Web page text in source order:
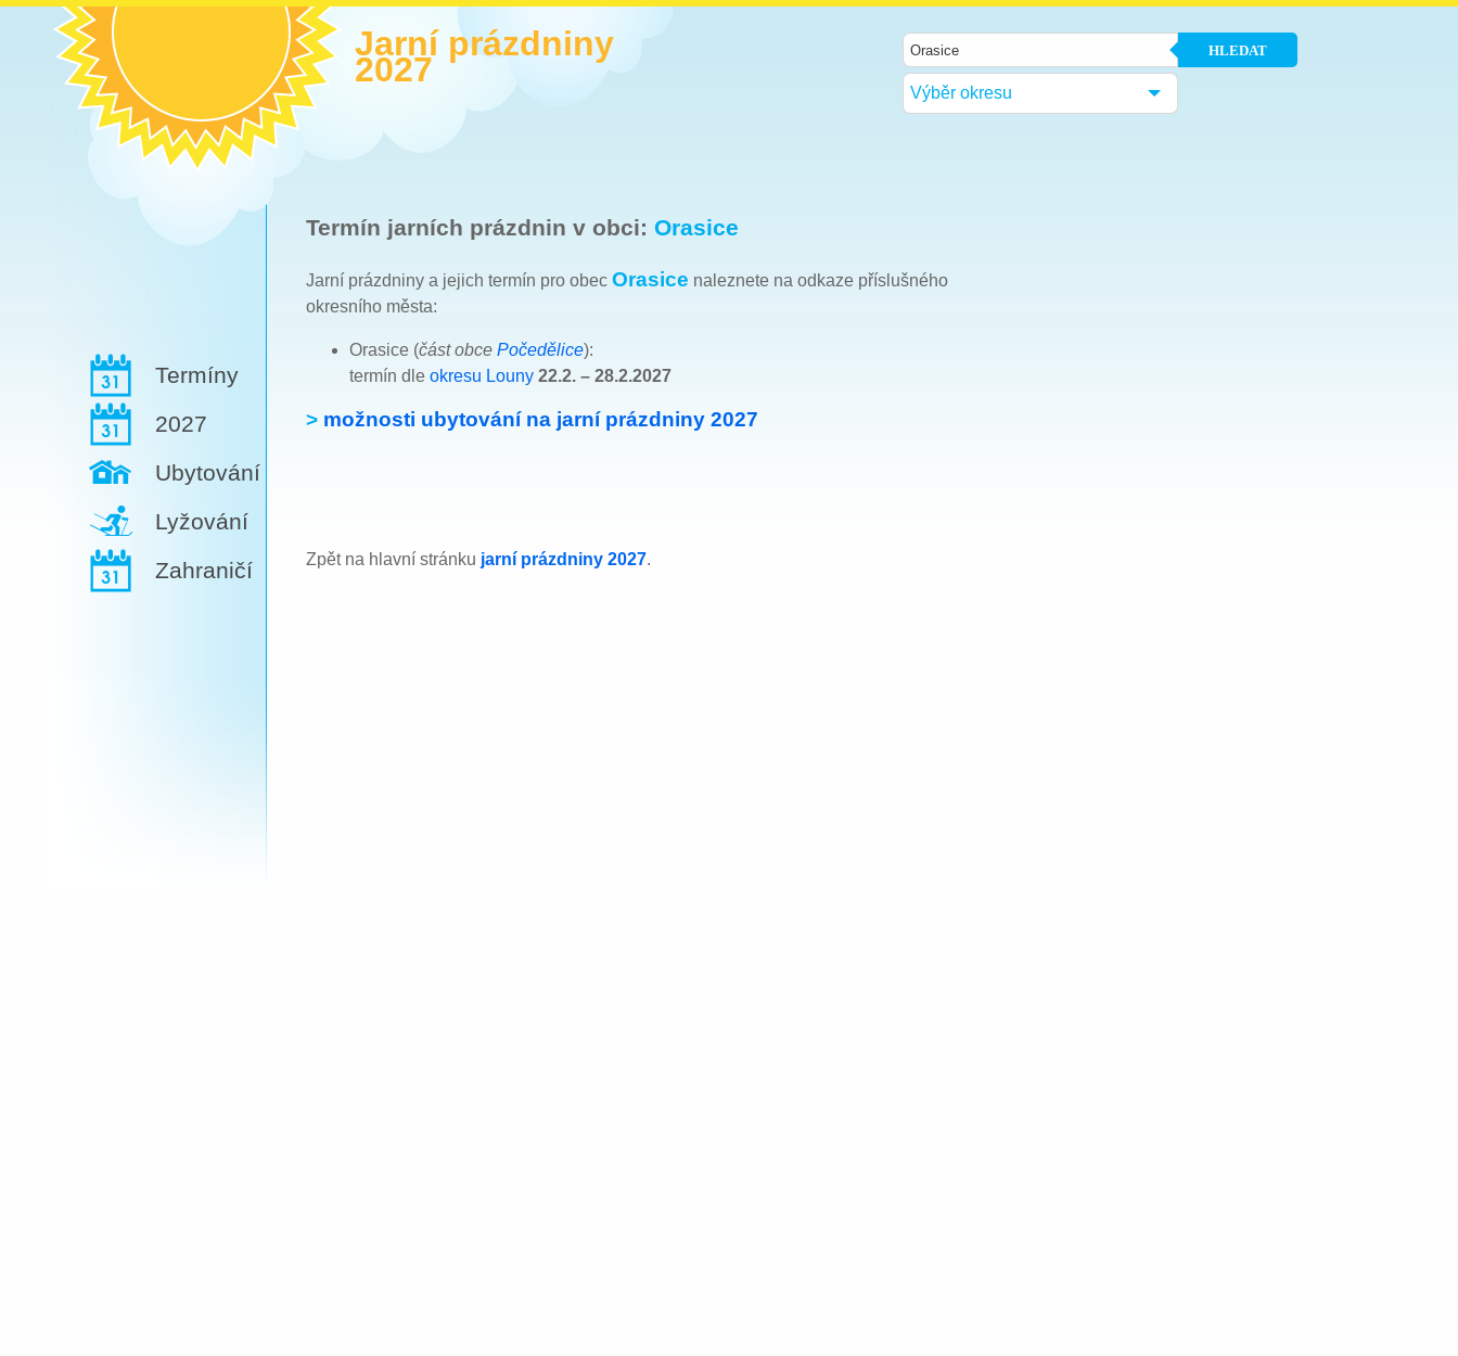
Jarní prázdniny
2027 HLEDAT
Výběr okresu
Termíny
2027
Ubytování
Lyžování
Zahraničí
Termín jarních prázdnin v obci: Orasice
Jarní prázdniny a jejich termín pro obec Orasice naleznete na odkaze příslušného
okresního města:
Orasice (část obce Počedělice):
termín dle okresu Louny 22.2. – 28.2.2027
> možnosti ubytování na jarní prázdniny 2027
Zpět na hlavní stránku jarní prázdniny 2027.